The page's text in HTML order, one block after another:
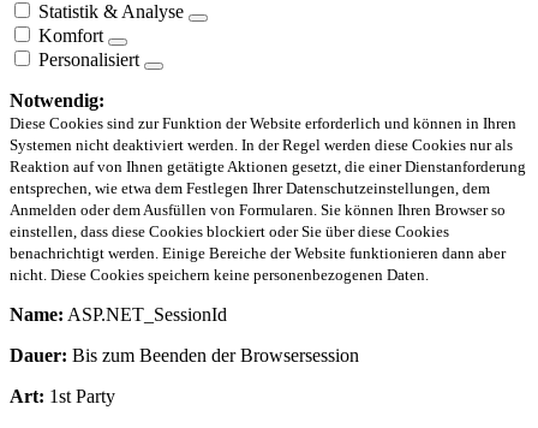
Statistik & Analyse
Komfort
Personalisiert
Notwendig:
Diese Cookies sind zur Funktion der Website erforderlich und können in Ihren
Systemen nicht deaktiviert werden. In der Regel werden diese Cookies nur als
Reaktion auf von Ihnen getätigte Aktionen gesetzt, die einer Dienstanforderung
entsprechen, wie etwa dem Festlegen Ihrer Datenschutzeinstellungen, dem
Anmelden oder dem Ausfüllen von Formularen. Sie können Ihren Browser so
einstellen, dass diese Cookies blockiert oder Sie über diese Cookies
benachrichtigt werden. Einige Bereiche der Website funktionieren dann aber
nicht. Diese Cookies speichern keine personenbezogenen Daten.
Name: ASP.NET_SessionId
Dauer: Bis zum Beenden der Browsersession
Art: 1st Party